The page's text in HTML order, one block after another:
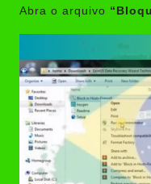
Abra o arquivo